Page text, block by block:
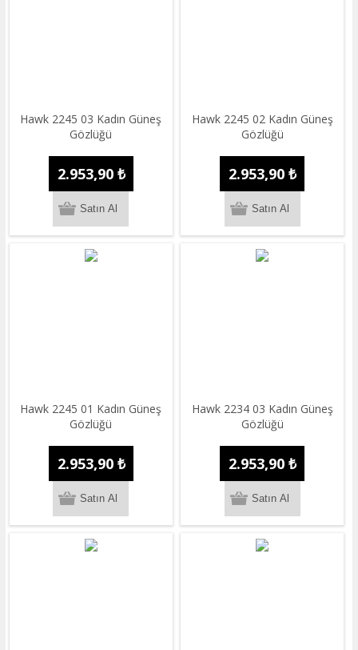
Hawk 2245 03 Kadın Güneş
Gözlüğü
2.953,90 ₺
Hawk 2245 02 Kadın Güneş
Gözlüğü
2.953,90 ₺
Hawk 2245 01 Kadın Güneş
Gözlüğü
2.953,90 ₺
Hawk 2234 03 Kadın Güneş
Gözlüğü
2.953,90 ₺